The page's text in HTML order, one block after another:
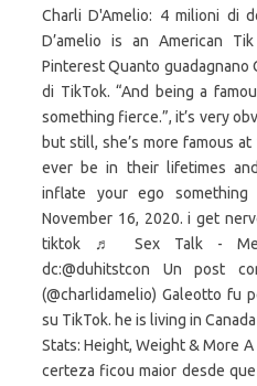
Charli D'Amelio: 4 milioni di
D’amelio is an American
Pinterest Quanto guadagnano
di TikTok. “And being a
something fierce.”, it’s very
but still, she’s more famous
ever be in their lifetimes
inflate your ego something
November 16, 2020. i get
tiktok ♬ Sex Talk -
dc:@duhitstcon Un post
(@charlidamelio) Galeotto fu
su TikTok. he is living in
Stats: Height, Weight & More
certeza ficou maior desde